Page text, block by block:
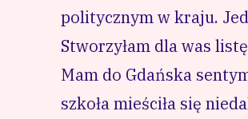
politycznym w kraju.
Stworzyłam dla was
Mam do Gdańska
szkoła mieściła się